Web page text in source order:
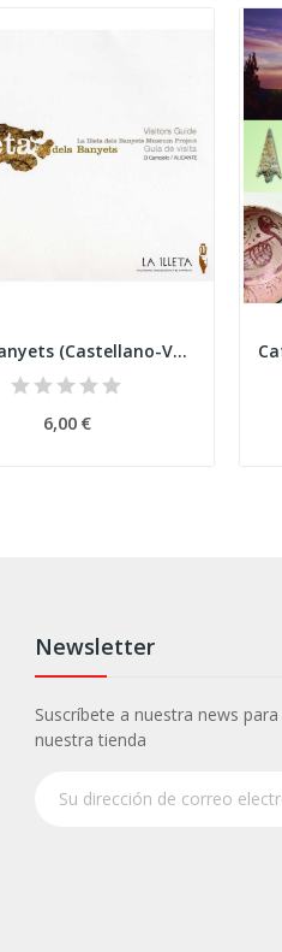
Illeta Banyets (Castellano-Valenciano)
6,00 €
Newsletter
Suscríbete a nuestra news
nuestra tienda